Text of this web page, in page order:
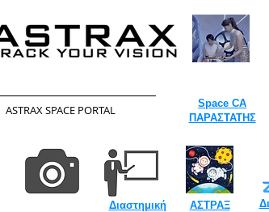
​ASTRAX SPACE PORTAL Space CA
ΠΑΡΑΣΤΑΤΗΣ
Διαστημική
ΑΣΤΡΑΞ